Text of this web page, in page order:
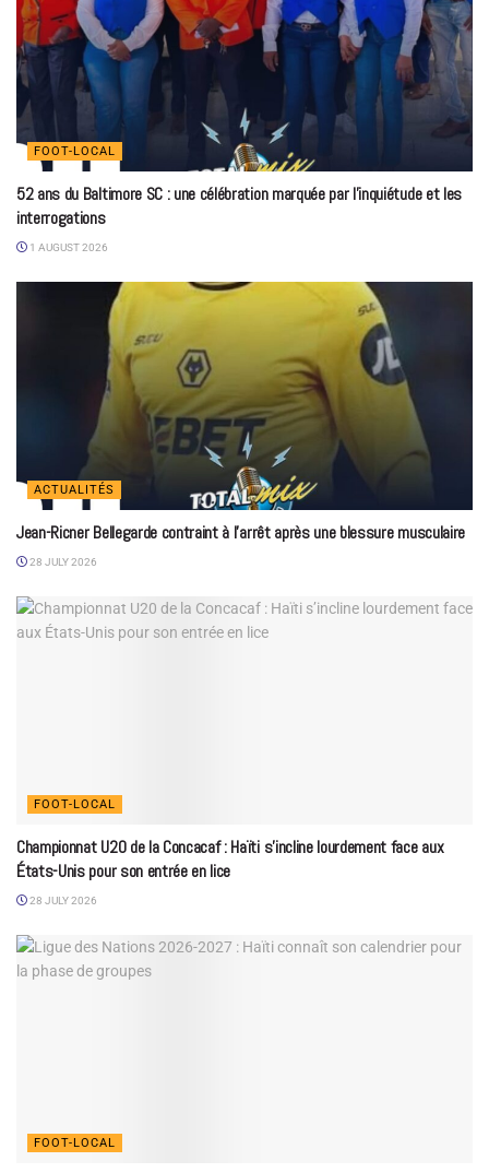
FOOT-LOCAL
52 ans du Baltimore SC : une célébration marquée par l’inquiétude et les
interrogations
1 AUGUST 2026
ACTUALITÉS
Jean-Ricner Bellegarde contraint à l’arrêt après une blessure musculaire
28 JULY 2026
FOOT-LOCAL
Championnat U20 de la Concacaf : Haïti s’incline lourdement face aux
États-Unis pour son entrée en lice
28 JULY 2026
FOOT-LOCAL